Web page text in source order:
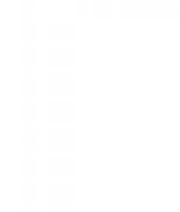
Rømer Lavendel